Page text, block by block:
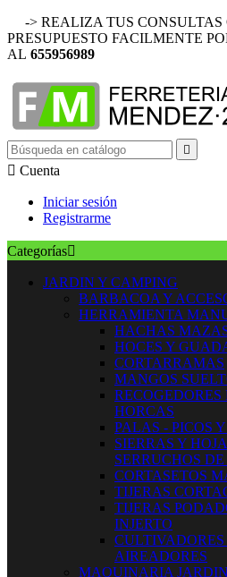
-> REALIZA TUS CONSULTAS
PRESUPUESTO FACILMENTE
AL 655956989

 Cuenta
Iniciar sesión
Registrarme
Categorías
JARDIN Y CAMPING
BARBACOA Y
HERRAMIENTA
HACHAS
HOCES Y
CORTARRAMAS
MANGOS
HORCAS
PALAS - PICOS
SIERRAS Y
SERRUCHOS
CORTASETOS
TIJERAS
TIJERAS
INJERTO
AIREADORES
MAQUINARIA